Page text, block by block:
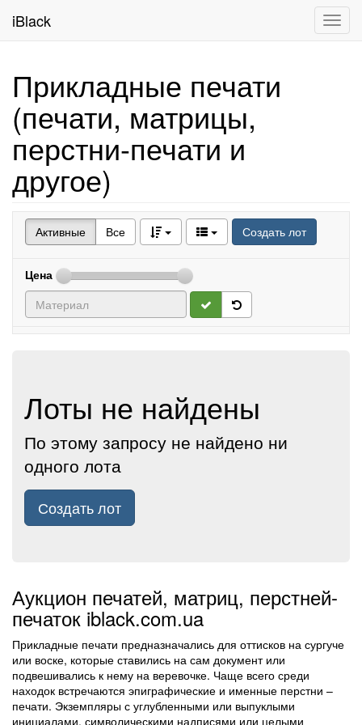
iBlack
Прикладные печати
(печати, матрицы,
перстни-печати и
другое)
Активные Все Создать лот
Цена
Лоты не найдены
По этому запросу не найдено ни
одного лота
Создать лот
Аукцион печатей, матриц, перстней-
печаток iblack.com.ua
Прикладные печати предназначались для оттисков на сургуче
или воске, которые ставились на сам документ или
подвешивались к нему на веревочке. Чаще всего среди
находок встречаются эпиграфические и именные перстни –
печати. Экземпляры с углубленными или выпуклыми
инициалами, символическими надписями или целыми